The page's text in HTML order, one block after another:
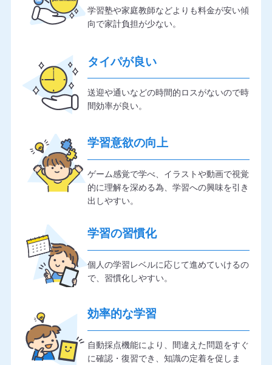
学習塾や家庭教師などよりも料金が安い傾
向で家計負担が少ない。
タイパが良い
送迎や通いなどの時間的ロスがないので時
間効率が良い。
学習意欲の向上
ゲーム感覚で学べ、イラストや動画で視覚
的に理解を深める為、学習への興味を引き
出しやすい。
学習の習慣化
個人の学習レベルに応じて進めていけるの
で、習慣化しやすい。
効率的な学習
自動採点機能により、間違えた問題をすぐ
に確認・復習でき、知識の定着を促しま